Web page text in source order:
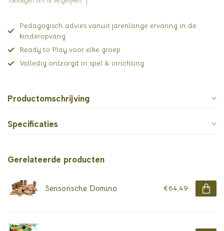
Pedagogisch advies vanuit jarenlange ervaring in de
kinderopvang
Ready to Play voor elke groep
Volledig ontzorgd in spel & inrichting
Productomschrijving
Specificaties
Gerelateerde producten
Sensorische Domino €64,49